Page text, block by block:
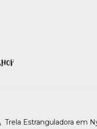
Trela Estranguladora em